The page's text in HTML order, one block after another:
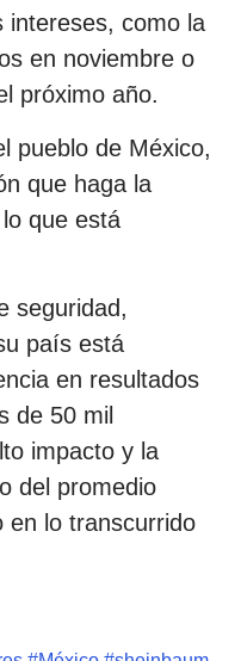
intereses, como la
en noviembre o
próximo año.
pueblo de México,
que haga la
que está
seguridad,
país está
en resultados
de 50 mil
impacto y la
del promedio
en lo transcurrido